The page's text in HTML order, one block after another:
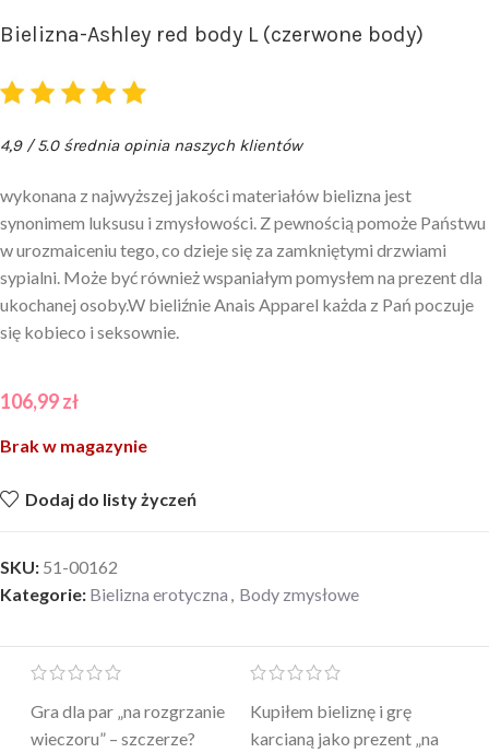
Bielizna-Ashley red body L (czerwone body)
4,9 / 5.0 średnia opinia naszych klientów
wykonana z najwyższej jakości materiałów bielizna jest
synonimem luksusu i zmysłowości. Z pewnością pomoże Państwu
w urozmaiceniu tego, co dzieje się za zamkniętymi drzwiami
sypialni. Może być również wspaniałym pomysłem na prezent dla
ukochanej osoby.W bieliźnie Anais Apparel każda z Pań poczuje
się kobieco i seksownie.
106,99zł
Brak w magazynie
Dodaj do listy życzeń
SKU: 51-00162
Kategorie: Bielizna erotyczna , Body zmysłowe
Mini masażer jest…
genialny. Cichy, poręczny,
Ten żel intymny to był
strzał w 10 – nie tylko